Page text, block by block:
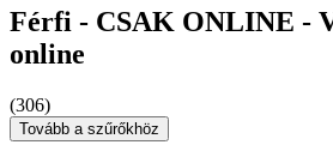
Férfi - CSAK ONLINE -
online
(306)
Tovább a szűrőkhöz